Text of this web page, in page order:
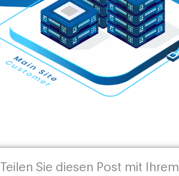
Teilen Sie diesen Post mit Ihrem